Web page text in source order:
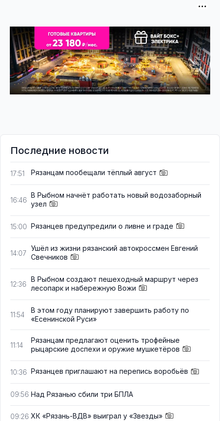
Последние новости
17:51 Рязанцам пообещали тёплый август
16:46
В Рыбном начнёт работать новый водозаборный
узел
15:00 Рязанцев предупредили о ливне и граде
14:07
Ушёл из жизни рязанский автокроссмен Евгений
Свечников
12:36
В Рыбном создают пешеходный маршрут через
лесопарк и набережную Вожи
11:54
В этом году планируют завершить работу по
«Есенинской Руси»
11:14
Рязанцам предлагают оценить трофейные
рыцарские доспехи и оружие мушкетёров
10:36 Рязанцев приглашают на перепись воробьёв
09:56 Над Рязанью сбили три БПЛА
09:26 ХК «Рязань-ВДВ» выиграл у «Звезды»